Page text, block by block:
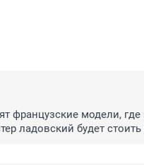
французские модели,
ладовский будет стоить